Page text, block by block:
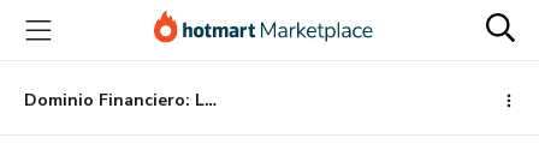
principal
página
de
página
Dominio Financiero: La Guía Definitiva para Dueños de Negocios